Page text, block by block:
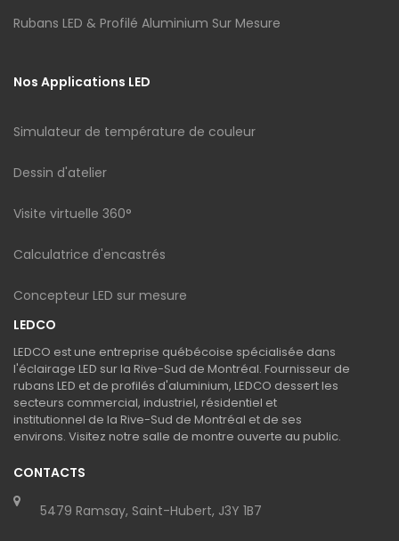
Rubans LED & Profilé Aluminium Sur Mesure
Nos Applications LED
Simulateur de température de couleur
Dessin d'atelier
Visite virtuelle 360°
Calculatrice d'encastrés
Concepteur LED sur mesure
LEDCO
LEDCO est une entreprise québécoise spécialisée dans
l'éclairage LED sur la Rive-Sud de Montréal. Fournisseur de
rubans LED et de profilés d'aluminium, LEDCO dessert les
secteurs commercial, industriel, résidentiel et
institutionnel de la Rive-Sud de Montréal et de ses
environs. Visitez notre salle de montre ouverte au public.
CONTACTS
5479 Ramsay, Saint-Hubert, J3Y 1B7